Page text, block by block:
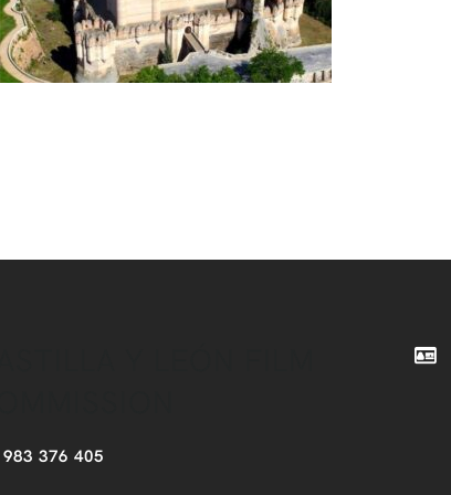
983 376 405